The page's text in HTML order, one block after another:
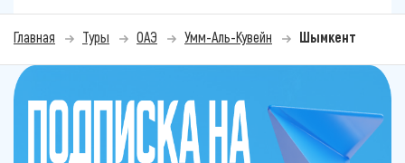
Главная Туры ОАЭ Умм-Аль-Кувейн Шымкент